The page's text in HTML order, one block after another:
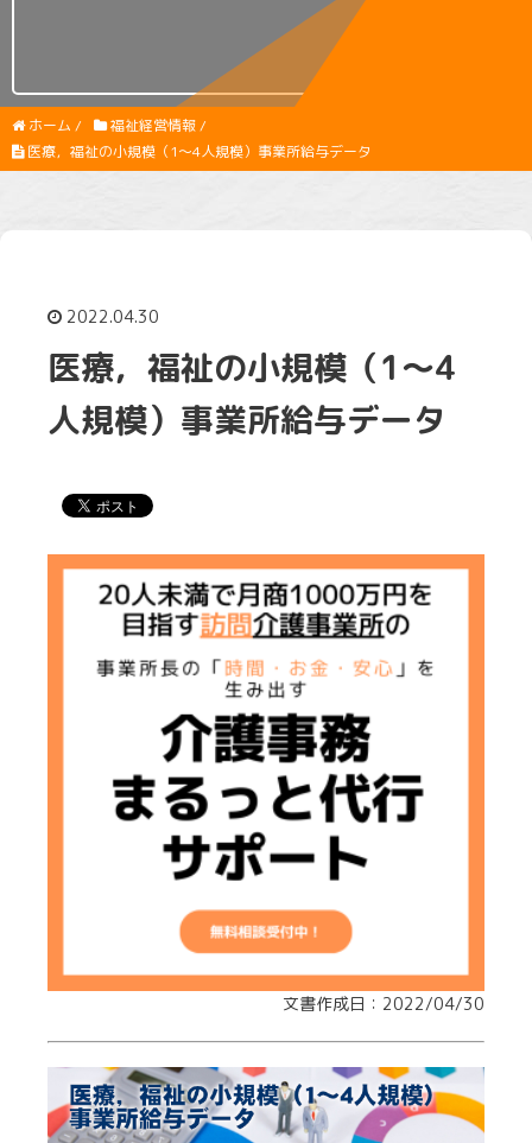
ホーム / 福祉経営情報/
医療，福祉の小規模（1～4人規模）事業所給与データ
2022.04.30
医療，福祉の小規模（1～4
人規模）事業所給与データ
文書作成日：2022/04/30